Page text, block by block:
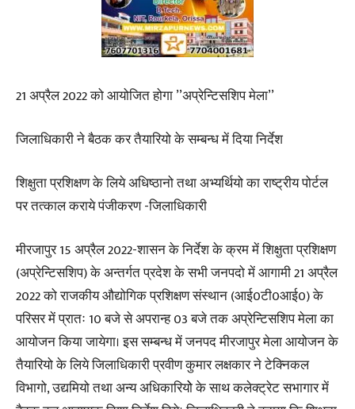
21 अप्रैल 2022 को आयोजित होगा ’’अप्रेन्टिसशिप मेला’’
जिलाधिकारी ने बैठक कर तैयारियो के सम्बन्ध में दिया निर्देश
शिक्षुता प्रशिक्षण के लिये अधिष्ठानो तथा अभ्यर्थियो का राष्ट्रीय पोर्टल
पर तत्काल कराये पंजीकरण -जिलाधिकारी
मीरजापुर 15 अप्रैल 2022-शासन के निर्देश के क्रम में शिक्षुता प्रशिक्षण
(अप्रेन्टिसशिप) के अन्तर्गत प्रदेश के सभी जनपदो में आगामी 21 अप्रैल
2022 को राजकीय औद्योगिक प्रशिक्षण संस्थान (आई0टी0आई0) के
परिसर में प्रातः 10 बजे से अपरान्ह 03 बजे तक अप्रेन्टिसशिप मेला का
आयोजन किया जायेगा। इस सम्बन्ध में जनपद मीरजापुर मेला आयोजन के
तैयारियो के लिये जिलाधिकारी प्रवीण कुमार लक्षकार ने टेक्निकल
विभागो, उद्यमियो तथा अन्य अधिकारियोे के साथ कलेक्ट्रेट सभागार में